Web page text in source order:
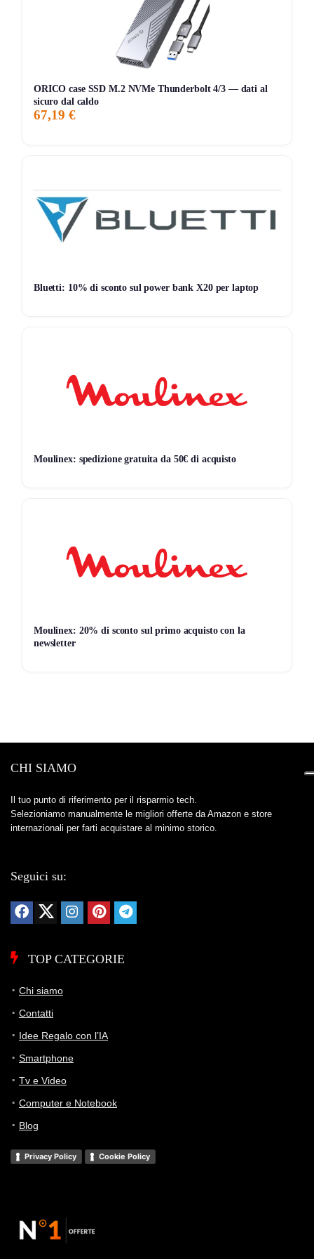
Chi ha testato il supporto TV Atlantis P022-E20SDN
apprezza particolarmente la sua versatilità. Molti utenti
evidenziano la facilità di installazione e la robustezza del
prodotto, che offre un buon supporto anche per TV più
pesanti. La possibilità di regolare l’inclinazione e la
rotazione permette di adattare la visione a seconda della
posizione del divano o della poltrona. Tuttavia, alcuni hanno
funzionale e adattabile alle diverse esigenze di spazio e
visione.
ORICO case SSD M.2 NVMe Thunderbolt 4/3 — dati al
sicuro dal caldo
67,19 €
Bluetti: 10% di sconto sul power bank X20 per laptop
Moulinex: spedizione gratuita da 50€ di acquisto
Moulinex: 20% di sconto sul primo acquisto con la
newsletter
CHI SIAMO
Il tuo punto di riferimento per il risparmio tech.
Selezioniamo manualmente le migliori offerte da Amazon e store
internazionali per farti acquistare al minimo storico.
Seguici su:
TOP CATEGORIE
Chi siamo
Contatti
Idee Regalo con l’IA
Smartphone
Tv e Video
Computer e Notebook
Blog
Privacy Policy Cookie Policy